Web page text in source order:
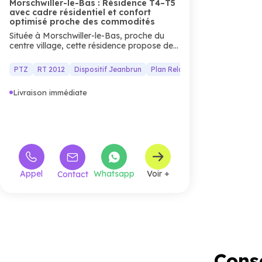
Morschwiller-le-Bas : Résidence T4–T5
avec cadre résidentiel et confort
optimisé proche des commodités
Située à Morschwiller-le-Bas, proche du
centre village, cette résidence propose des
offrir un cadre de vie moderne et
confortable. Les jardins privatifs et les
créent un ensemble harmonieux, idéal pour
PTZ RT 2012 Dispositif Jeanbrun Plan Relance Logement
Livraison immédiate
Appel Contact Whatsapp Voir +